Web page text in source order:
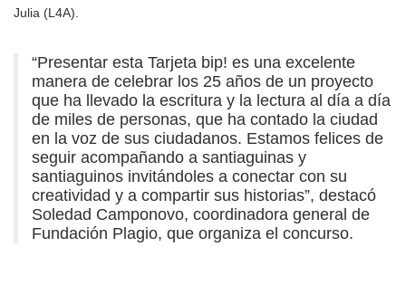
Julia (L4A).
“Presentar esta Tarjeta bip! es una excelente
manera de celebrar los 25 años de un proyecto
que ha llevado la escritura y la lectura al día a día
de miles de personas, que ha contado la ciudad
en la voz de sus ciudadanos. Estamos felices de
seguir acompañando a santiaguinas y
santiaguinos invitándoles a conectar con su
creatividad y a compartir sus historias”, destacó
Soledad Camponovo, coordinadora general de
Fundación Plagio, que organiza el concurso.